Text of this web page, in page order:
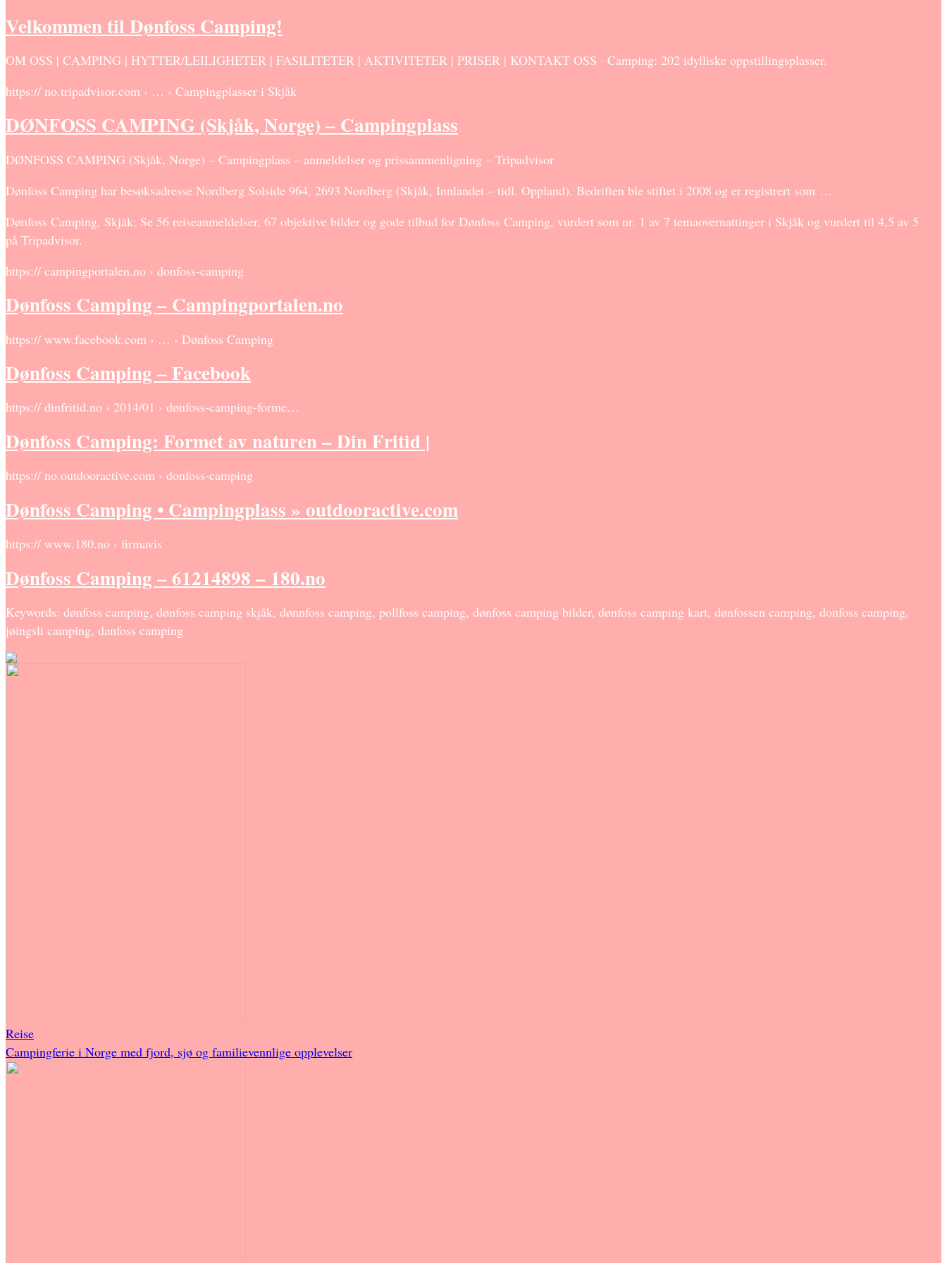
Velkommen til Dønfoss Camping!
OM OSS | CAMPING | HYTTER/LEILIGHETER | FASILITETER | AKTIVITETER | PRISER | KONTAKT OSS · Camping: 202 idylliske oppstillingsplasser.
https:// no.tripadvisor.com › … › Campingplasser i Skjåk
DØNFOSS CAMPING (Skjåk, Norge) – Campingplass
DØNFOSS CAMPING (Skjåk, Norge) – Campingplass – anmeldelser og prissammenligning – Tripadvisor
Dønfoss Camping har besøksadresse Nordberg Solside 964, 2693 Nordberg (Skjåk, Innlandet – tidl. Oppland). Bedriften ble stiftet i 2008 og er registrert som …
Dønfoss Camping, Skjåk: Se 56 reiseanmeldelser, 67 objektive bilder og gode tilbud for Dønfoss Camping, vurdert som nr. 1 av 7 temaovernattinger i Skjåk og vurdert til 4,5 av 5
på Tripadvisor.
https:// campingportalen.no › donfoss-camping
Dønfoss Camping – Campingportalen.no
https:// www.facebook.com › … › Dønfoss Camping
Dønfoss Camping – Facebook
https:// dinfritid.no › 2014/01 › dønfoss-camping-forme…
Dønfoss Camping: Formet av naturen – Din Fritid |
https:// no.outdooractive.com › donfoss-camping
Dønfoss Camping • Campingplass » outdooractive.com
https:// www.180.no › firmavis
Dønfoss Camping – 61214898 – 180.no
Keywords: dønfoss camping, dønfoss camping skjåk, dønnfoss camping, pollfoss camping, dønfoss camping bilder, dønfoss camping kart, dønfossen camping, donfoss camping,
jøingsli camping, danfoss camping
Reise
Campingferie i Norge med fjord, sjø og familievennlige opplevelser